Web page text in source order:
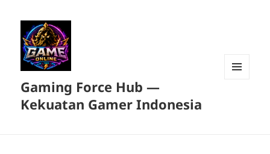
Gaming Force Hub —
Kekuatan Gamer Indonesia